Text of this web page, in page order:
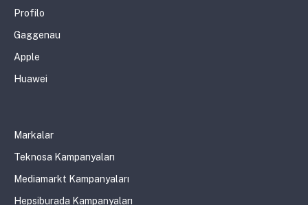
Profilo
Gaggenau
Apple
Huawei
Markalar
Teknosa Kampanyaları
Mediamarkt Kampanyaları
Hepsiburada Kampanyaları